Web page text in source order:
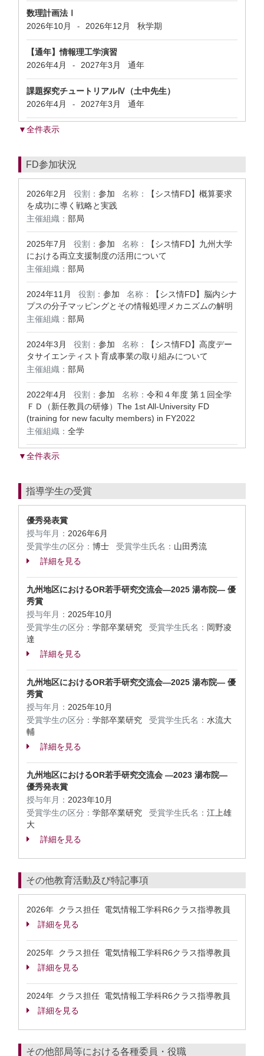
数理計画法Ⅰ
2026年10月
- 2026年12月 秋学期
【通年】情報理工学演習
2026年4月
- 2027年3月 通年
課題探究チュートリアルⅣ（土中先生）
2026年4月
- 2027年3月 通年
▼全件表示
FD参加状況
2026年2月 役割： 参加 名称：
【シス情FD】概算要求
を成功に導く戦略と実践
主催組織： 部局
2025年7月 役割： 参加 名称：
【シス情FD】九州大学
における両立支援制度の活用について
主催組織： 部局
2024年11月 役割： 参加 名称：
【シス情FD】脳内シナ
プスの分子マッピングとその情報処理メカニズムの解明
主催組織： 部局
2024年3月 役割： 参加 名称：
【シス情FD】高度デー
タサイエンティスト育成事業の取り組みについて
主催組織： 部局
2022年4月 役割： 参加 名称： 令和４年度 第１回全学
ＦＤ（新任教員の研修）The 1st All-University FD
(training for new faculty members) in FY2022
主催組織： 全学
▼全件表示
指導学生の受賞
優秀発表賞
授与年月： 2026年6月
受賞学生の区分： 博士 受賞学生氏名： 山田秀流
詳細を見る
九州地区におけるOR若手研究交流会―2025 湯布院― 優
秀賞
授与年月： 2025年10月
受賞学生の区分： 学部卒業研究 受賞学生氏名： 岡野凌
達
詳細を見る
九州地区におけるOR若手研究交流会―2025 湯布院― 優
秀賞
授与年月： 2025年10月
受賞学生の区分： 学部卒業研究 受賞学生氏名： 水流大
輔
詳細を見る
九州地区におけるOR若手研究交流会 ―2023 湯布院―
優秀発表賞
授与年月： 2023年10月
受賞学生の区分： 学部卒業研究 受賞学生氏名： 江上雄
大
詳細を見る
その他教育活動及び特記事項
2026年 クラス担任 電気情報工学科R6クラス指導教員
詳細を見る
2025年 クラス担任 電気情報工学科R6クラス指導教員
詳細を見る
2024年 クラス担任 電気情報工学科R6クラス指導教員
詳細を見る
その他部局等における各種委員・役職